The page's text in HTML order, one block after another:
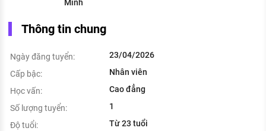
Minh
Thông tin chung
Ngày đăng tuyển:
23/04/2026
Cấp bậc:
Nhân viên
Học vấn:
Cao đẳng
Số lượng tuyển:
1
Độ tuổi:
Từ 23 tuổi